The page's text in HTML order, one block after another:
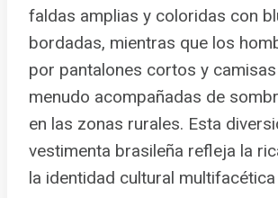
faldas amplias y coloridas con
bordadas, mientras que los
por pantalones cortos y
menudo acompañadas de
en las zonas rurales. Esta
vestimenta brasileña refleja la
la identidad cultural